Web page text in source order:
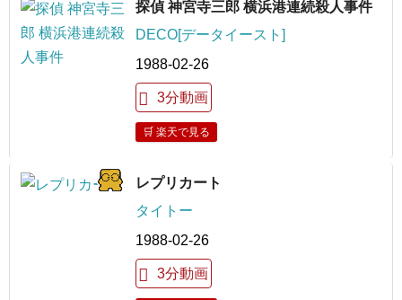
探偵 神宮寺三郎 横浜港連続殺人事件
DECO[データイースト]
1988-02-26
3分動画
🛒 楽天で見る
レプリカート
タイトー
1988-02-26
3分動画